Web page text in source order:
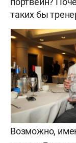
таких бы
Возможно,